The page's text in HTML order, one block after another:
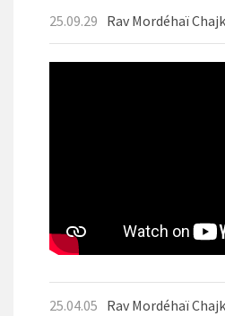
25.09.29
25.04.05